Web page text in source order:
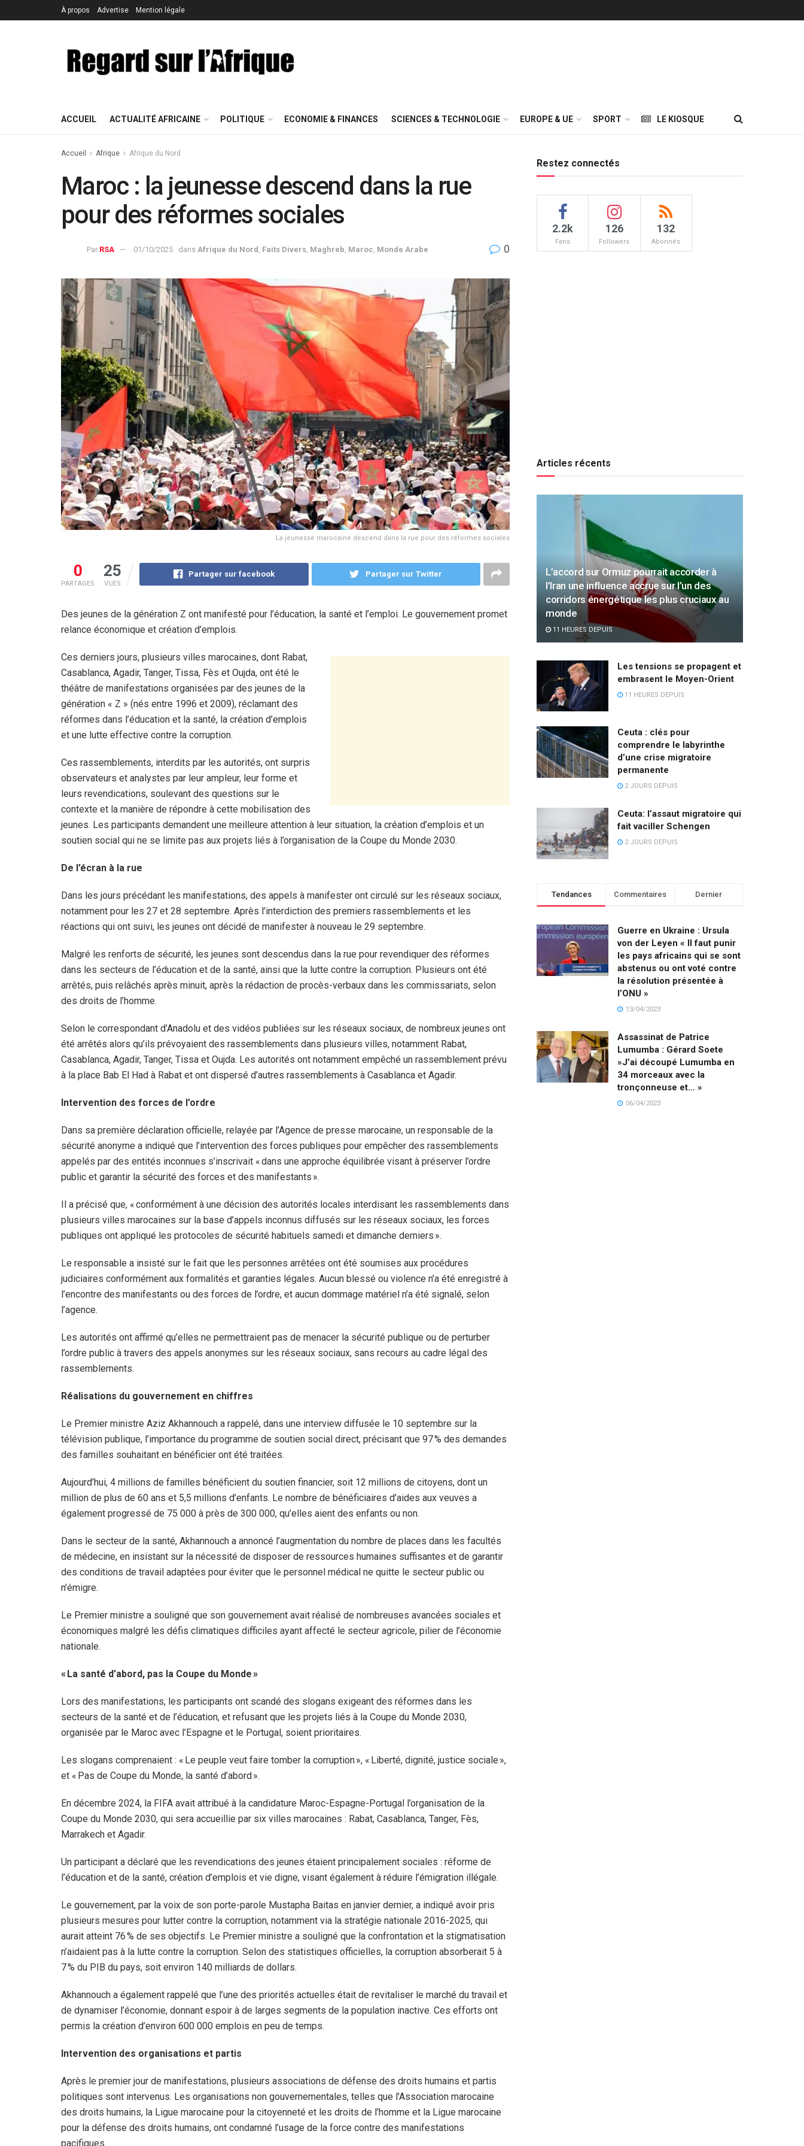
À propos Advertise Mention légale
ACCUEIL ACTUALITÉ AFRICAINE POLITIQUE ECONOMIE & FINANCES SCIENCES & TECHNOLOGIE EUROPE & UE SPORT LE KIOSQUE
Accueil Afrique Afrique du Nord
Maroc : la jeunesse descend dans la rue
pour des réformes sociales
Par RSA 01/10/2025 dans Afrique du Nord Faits Divers Maghreb Maroc Monde Arabe 0
La jeunesse marocaine descend dans la rue pour des réformes sociales
0
PARTAGES
25
VUES
Partager sur facebook Partager sur Twitter
Des jeunes de la génération Z ont manifesté pour l’éducation, la santé et l’emploi. Le gouvernement promet
relance économique et création d’emplois.
Ces derniers jours, plusieurs villes marocaines, dont Rabat,
Casablanca, Agadir, Tanger, Tissa, Fès et Oujda, ont été le
théâtre de manifestations organisées par des jeunes de la
génération « Z » (nés entre 1996 et 2009), réclamant des
réformes dans l’éducation et la santé, la création d’emplois
et une lutte effective contre la corruption.
Ces rassemblements, interdits par les autorités, ont surpris
observateurs et analystes par leur ampleur, leur forme et
leurs revendications, soulevant des questions sur le
contexte et la manière de répondre à cette mobilisation des
jeunes. Les participants demandent une meilleure attention à leur situation, la création d’emplois et un
soutien social qui ne se limite pas aux projets liés à l’organisation de la Coupe du Monde 2030.
De l’écran à la rue
Dans les jours précédant les manifestations, des appels à manifester ont circulé sur les réseaux sociaux,
notamment pour les 27 et 28 septembre. Après l’interdiction des premiers rassemblements et les
réactions qui ont suivi, les jeunes ont décidé de manifester à nouveau le 29 septembre.
Malgré les renforts de sécurité, les jeunes sont descendus dans la rue pour revendiquer des réformes
dans les secteurs de l’éducation et de la santé, ainsi que la lutte contre la corruption. Plusieurs ont été
arrêtés, puis relâchés après minuit, après la rédaction de procès-verbaux dans les commissariats, selon
des droits de l’homme.
Selon le correspondant d’Anadolu et des vidéos publiées sur les réseaux sociaux, de nombreux jeunes ont
été arrêtés alors qu’ils prévoyaient des rassemblements dans plusieurs villes, notamment Rabat,
Casablanca, Agadir, Tanger, Tissa et Oujda. Les autorités ont notamment empêché un rassemblement prévu
à la place Bab El Had à Rabat et ont dispersé d’autres rassemblements à Casablanca et Agadir.
Intervention des forces de l’ordre
Dans sa première déclaration officielle, relayée par l’Agence de presse marocaine, un responsable de la
sécurité anonyme a indiqué que l’intervention des forces publiques pour empêcher des rassemblements
appelés par des entités inconnues s’inscrivait « dans une approche équilibrée visant à préserver l’ordre
public et garantir la sécurité des forces et des manifestants ».
Il a précisé que, « conformément à une décision des autorités locales interdisant les rassemblements dans
plusieurs villes marocaines sur la base d’appels inconnus diffusés sur les réseaux sociaux, les forces
publiques ont appliqué les protocoles de sécurité habituels samedi et dimanche derniers ».
Le responsable a insisté sur le fait que les personnes arrêtées ont été soumises aux procédures
judiciaires conformément aux formalités et garanties légales. Aucun blessé ou violence n’a été enregistré à
l’encontre des manifestants ou des forces de l’ordre, et aucun dommage matériel n’a été signalé, selon
l’agence.
Les autorités ont affirmé qu’elles ne permettraient pas de menacer la sécurité publique ou de perturber
l’ordre public à travers des appels anonymes sur les réseaux sociaux, sans recours au cadre légal des
rassemblements.
Réalisations du gouvernement en chiffres
Le Premier ministre Aziz Akhannouch a rappelé, dans une interview diffusée le 10 septembre sur la
télévision publique, l’importance du programme de soutien social direct, précisant que 97 % des demandes
des familles souhaitant en bénéficier ont été traitées.
Aujourd’hui, 4 millions de familles bénéficient du soutien financier, soit 12 millions de citoyens, dont un
million de plus de 60 ans et 5,5 millions d’enfants. Le nombre de bénéficiaires d’aides aux veuves a
également progressé de 75 000 à près de 300 000, qu’elles aient des enfants ou non.
Dans le secteur de la santé, Akhannouch a annoncé l’augmentation du nombre de places dans les facultés
de médecine, en insistant sur la nécessité de disposer de ressources humaines suffisantes et de garantir
des conditions de travail adaptées pour éviter que le personnel médical ne quitte le secteur public ou
n’émigre.
Le Premier ministre a souligné que son gouvernement avait réalisé de nombreuses avancées sociales et
économiques malgré les défis climatiques difficiles ayant affecté le secteur agricole, pilier de l’économie
nationale.
« La santé d’abord, pas la Coupe du Monde »
Lors des manifestations, les participants ont scandé des slogans exigeant des réformes dans les
secteurs de la santé et de l’éducation, et refusant que les projets liés à la Coupe du Monde 2030,
organisée par le Maroc avec l’Espagne et le Portugal, soient prioritaires.
Les slogans comprenaient : « Le peuple veut faire tomber la corruption », « Liberté, dignité, justice sociale »,
et « Pas de Coupe du Monde, la santé d’abord ».
En décembre 2024, la FIFA avait attribué à la candidature Maroc-Espagne-Portugal l’organisation de la
Coupe du Monde 2030, qui sera accueillie par six villes marocaines : Rabat, Casablanca, Tanger, Fès,
Marrakech et Agadir.
Un participant a déclaré que les revendications des jeunes étaient principalement sociales : réforme de
l’éducation et de la santé, création d’emplois et vie digne, visant également à réduire l’émigration illégale.
Le gouvernement, par la voix de son porte-parole Mustapha Baitas en janvier dernier, a indiqué avoir pris
plusieurs mesures pour lutter contre la corruption, notamment via la stratégie nationale 2016-2025, qui
aurait atteint 76 % de ses objectifs. Le Premier ministre a souligné que la confrontation et la stigmatisation
n’aidaient pas à la lutte contre la corruption. Selon des statistiques officielles, la corruption absorberait 5 à
7 % du PIB du pays, soit environ 140 milliards de dollars.
Akhannouch a également rappelé que l’une des priorités actuelles était de revitaliser le marché du travail et
de dynamiser l’économie, donnant espoir à de larges segments de la population inactive. Ces efforts ont
permis la création d’environ 600 000 emplois en peu de temps.
Intervention des organisations et partis
Après le premier jour de manifestations, plusieurs associations de défense des droits humains et partis
politiques sont intervenus. Les organisations non gouvernementales, telles que l’Association marocaine
des droits humains, la Ligue marocaine pour la citoyenneté et les droits de l’homme et la Ligue marocaine
pour la défense des droits humains, ont condamné l’usage de la force contre des manifestations
pacifiques.
Restez connectés
2.2k
Fans
126
Followers
132
Abonnés
Articles récents
L’accord sur Ormuz pourrait accorder à
l’Iran une influence accrue sur l’un des
corridors énergétique les plus cruciaux au
monde
11 HEURES DEPUIS
Les tensions se propagent et
embrasent le Moyen-Orient
11 HEURES DEPUIS
Ceuta : clés pour
comprendre le labyrinthe
d’une crise migratoire
permanente
2 JOURS DEPUIS
Ceuta: l’assaut migratoire qui
fait vaciller Schengen
2 JOURS DEPUIS
Tendances Commentaires Dernier
Guerre en Ukraine : Ursula
von der Leyen « Il faut punir
les pays africains qui se sont
abstenus ou ont voté contre
la résolution présentée à
l’ONU »
13/04/2023
Assassinat de Patrice
Lumumba : Gérard Soete
»J’ai découpé Lumumba en
34 morceaux avec la
tronçonneuse et… »
06/04/2023